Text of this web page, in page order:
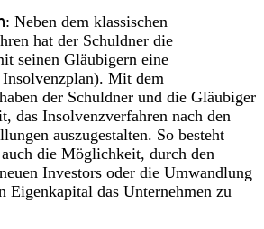
: Neben dem klassischen
hat der Schuldner die
seinen Gläubigern eine
Insolvenzplan). Mit dem
der Schuldner und die Gläubiger
das Insolvenzverfahren nach den
auszugestalten. So besteht
die Möglichkeit, durch den
Investors oder die Umwandlung
Eigenkapital das Unternehmen zu